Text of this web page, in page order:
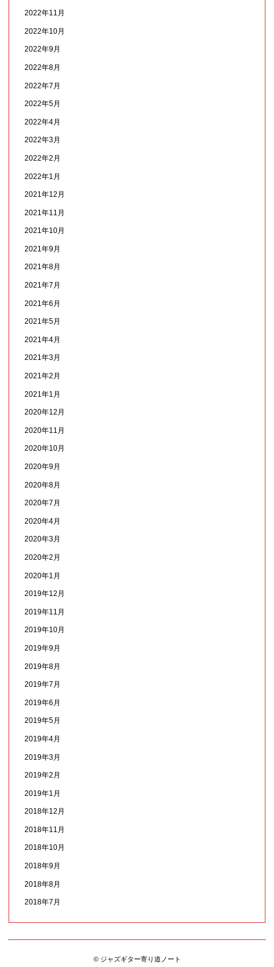
2022年11月
2022年10月
2022年9月
2022年8月
2022年7月
2022年5月
2022年4月
2022年3月
2022年2月
2022年1月
2021年12月
2021年11月
2021年10月
2021年9月
2021年8月
2021年7月
2021年6月
2021年5月
2021年4月
2021年3月
2021年2月
2021年1月
2020年12月
2020年11月
2020年10月
2020年9月
2020年8月
2020年7月
2020年4月
2020年3月
2020年2月
2020年1月
2019年12月
2019年11月
2019年10月
2019年9月
2019年8月
2019年7月
2019年6月
2019年5月
2019年4月
2019年3月
2019年2月
2019年1月
2018年12月
2018年11月
2018年10月
2018年9月
2018年8月
2018年7月
© ジャズギター寄り道ノート